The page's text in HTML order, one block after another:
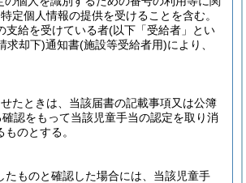
定個人情報の提供を受けることを含む。
支給を受けている者(以下「受給者」とい
求却下)通知書(施設等受給者用)により、
たときは、当該届書の記載事項又は公簿
認をもって当該児童手当の認定を取り消
のとする。
ものと確認した場合には、当該児童手